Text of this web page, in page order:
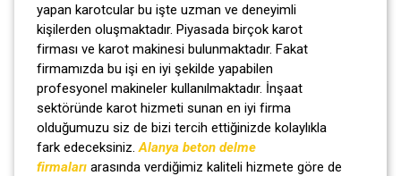
yapan karotcular bu işte uzman ve deneyimli
kişilerden oluşmaktadır. Piyasada birçok karot
firması ve karot makinesi bulunmaktadır. Fakat
firmamızda bu işi en iyi şekilde yapabilen
profesyonel makineler kullanılmaktadır. İnşaat
sektöründe karot hizmeti sunan en iyi firma
olduğumuzu siz de bizi tercih ettiğinizde kolaylıkla
fark edeceksiniz.Alanya beton delme
firmaları arasında verdiğimiz kaliteli hizmete göre de